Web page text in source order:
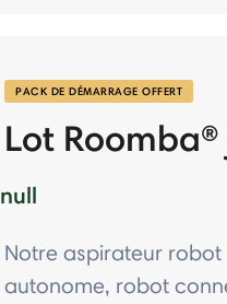
PACK DE DÉMARRAGE OFFERT
Lot
null
Notre aspirateur
autonome, robot